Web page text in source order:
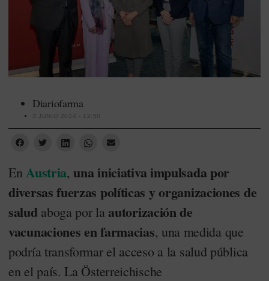
Diariofarma
3 JUNIO 2024 - 12:50
EnAustria,una iniciativa impulsada por
diversas fuerzas políticas y organizaciones de
salud aboga por la autorización de
vacunaciones en farmacias, una medida que
podría transformar el acceso a la salud pública
en el país. La Österreichische